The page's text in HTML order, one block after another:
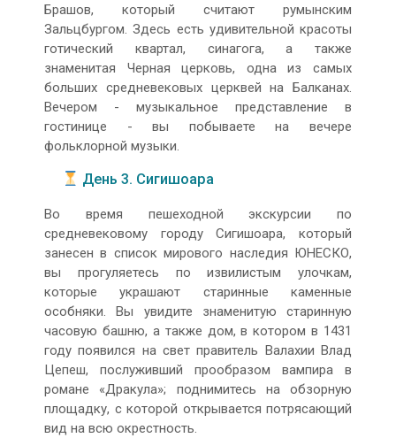
Брашов, который считают румынским
Зальцбургом. Здесь есть удивительной красоты
готический квартал, синагога, а также
знаменитая Черная церковь, одна из самых
больших средневековых церквей на Балканах.
Вечером - музыкальное представление в
гостинице - вы побываете на вечере
фольклорной музыки.
День 3. Сигишоара
Во время пешеходной экскурсии по
средневековому городу Сигишоара, который
занесен в список мирового наследия ЮНЕСКО,
вы прогуляетесь по извилистым улочкам,
которые украшают старинные каменные
особняки. Вы увидите знаменитую старинную
часовую башню, а также дом, в котором в 1431
году появился на свет правитель Валахии Влад
Цепеш, послуживший прообразом вампира в
романе «Дракула»; поднимитесь на обзорную
площадку, с которой открывается потрясающий
вид на всю окрестность.